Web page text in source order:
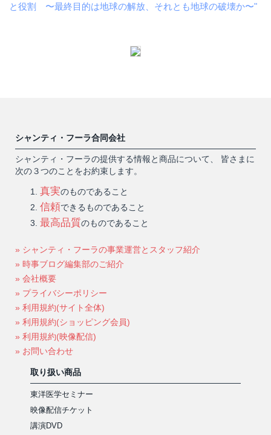
と役割 〜最終目的は地球の解放、それとも地球の破壊か〜"
シャンティ・フーラ合同会社
シャンティ・フーラの提供する情報と商品について、 皆さまに
次の３つのことをお約束します。
真実のものであること
信頼できるものであること
最高品質のものであること
» シャンティ・フーラの事業運営とスタッフ紹介
» 時事ブログ編集部のご紹介
» 会社概要
» プライバシーポリシー
» 利用規約(サイト全体)
» 利用規約(ショッピング会員)
» 利用規約(映像配信)
» お問い合わせ
取り扱い商品
東洋医学セミナー
映像配信チケット
講演DVD